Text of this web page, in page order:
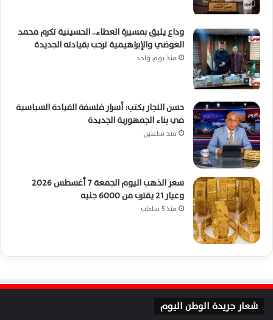
وداع يليق بمسيرة العطاء.. الحسينية تكرم محمد
العوضي والإبراهيمية ترحب بقيادته الجديدة
منذ يوم واحد
حسن النجار يكتب: أسرار فلسفة القيادة السياسية
في بناء الجمهورية الجديدة
منذ ساعتين
سعر الذهب اليوم الجمعة 7 أغسطس 2026
وعيار 21 يقترب من 6000 جنيه
منذ 5 ساعات
شعار جريدة الوطن اليوم